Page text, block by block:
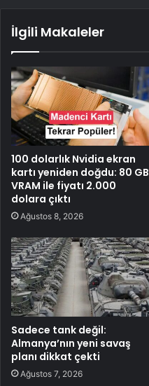
İlgili Makaleler
100 dolarlık Nvidia ekran
kartı yeniden doğdu: 80 GB
VRAM ile fiyatı 2.000
dolara çıktı
Ağustos 8, 2026
Sadece tank değil:
Almanya’nın yeni savaş
planı dikkat çekti
Ağustos 7, 2026